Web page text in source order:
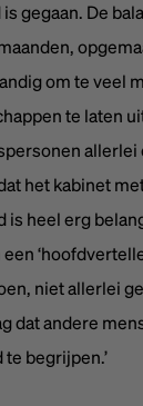
gegaan. De
om te veel
te laten
het kabinet
is heel erg
niet allerlei
dat andere
begrijpen.’